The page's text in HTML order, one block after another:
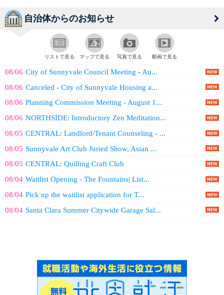
自治体からのお知らせ
リストで見る マップで見る 写真で見る 動画で見る
08/06 City of Sunnyvale Council Meeting - Au...
08/06 Canceled - City of Sunnyvale Housing a...
08/06 Planning Commission Meeting - August 1...
08/06 NORTHSIDE: Introductory Zen Meditation...
08/05 CENTRAL: Landlord/Tenant Counseling - ...
08/05 Sunnyvale Art Club Juried Show, Asian ...
08/05 CENTRAL: Quilling Craft Club
08/04 Waitlist Opening - The Fountains| List...
08/04 Pick up the waitlist application for T...
08/04 Santa Clara Summer Citywide Garage Sal...